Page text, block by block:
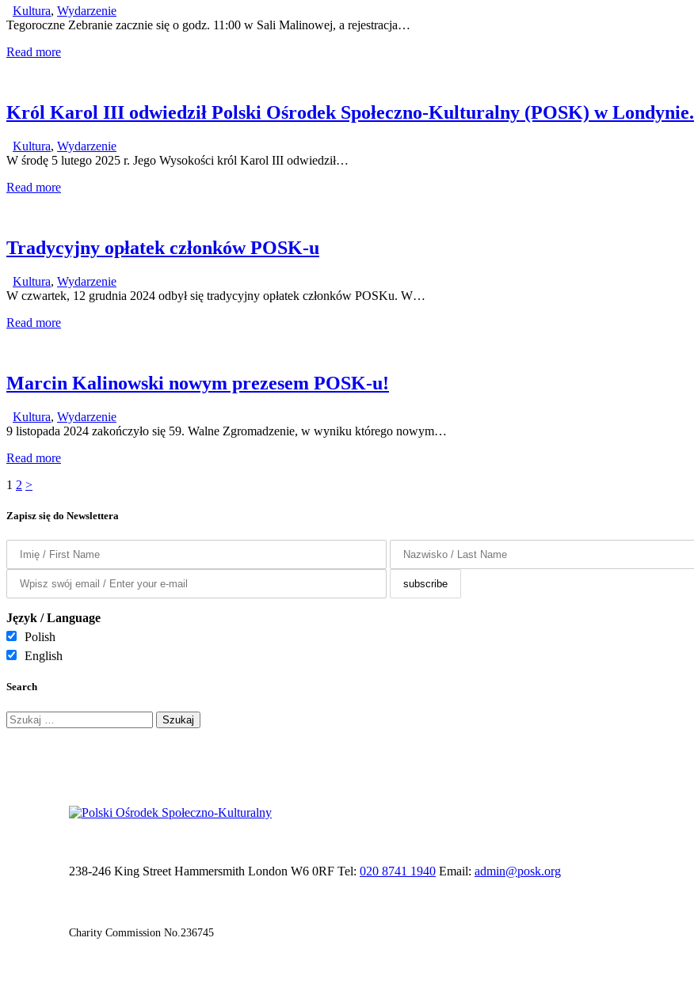
Kultura, Wydarzenie
Tegoroczne Zebranie zacznie się o godz. 11:00 w Sali Malinowej, a rejestracja…
Read more
Król Karol III odwiedził Polski Ośrodek Społeczno-Kulturalny (POSK) w Londynie.
Kultura, Wydarzenie
W środę 5 lutego 2025 r. Jego Wysokości król Karol III odwiedził…
Read more
Tradycyjny opłatek członków POSK-u
Kultura, Wydarzenie
W czwartek, 12 grudnia 2024 odbył się tradycyjny opłatek członków POSKu. W…
Read more
Marcin Kalinowski nowym prezesem POSK-u!
Kultura, Wydarzenie
9 listopada 2024 zakończyło się 59. Walne Zgromadzenie, w wyniku którego nowym…
Read more
Stronicowanie
wpisów
Page
1 Page
2 >
Zapisz się do Newslettera
Język / Language
Polish
English
Search
Szukaj:
238-246 King Street Hammersmith London W6 0RF Tel: 020 8741 1940 Email: admin@posk.org
Charity Commission No.236745